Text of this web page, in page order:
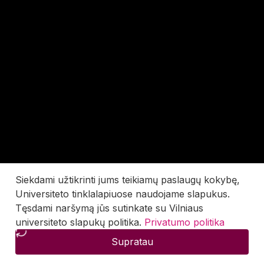
Siekdami užtikrinti jums teikiamų paslaugų kokybę,
Universiteto tinklalapiuose naudojame slapukus.
Tęsdami naršymą jūs sutinkate su Vilniaus
universiteto slapukų politika. Privatumo politika
Supratau